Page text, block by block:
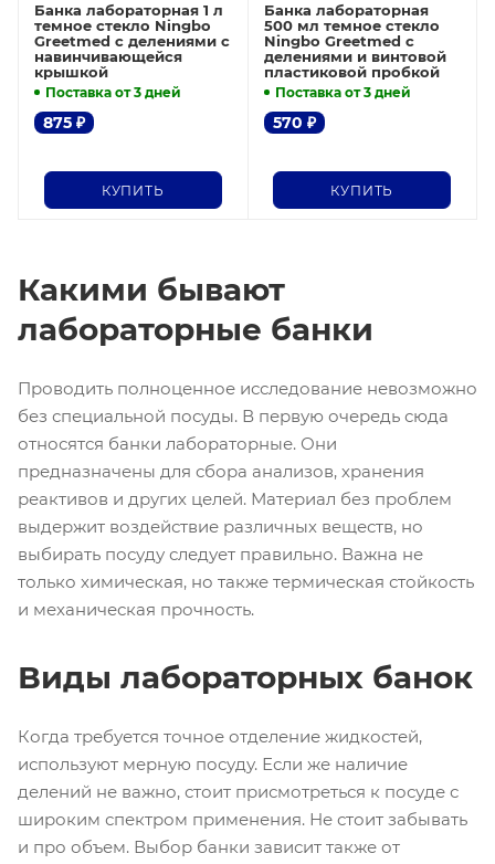
Банка лабораторная 1 л
темное стекло Ningbo
Greetmed с делениями с
навинчивающейся
крышкой
Поставка от 3 дней
875 ₽
КУПИТЬ
Банка лабораторная
500 мл темное стекло
Ningbo Greetmed с
делениями и винтовой
пластиковой пробкой
Поставка от 3 дней
570 ₽
КУПИТЬ
Какими бывают
лабораторные банки
Проводить полноценное исследование невозможно
без специальной посуды. В первую очередь сюда
относятся банки лабораторные. Они
предназначены для сбора анализов, хранения
реактивов и других целей. Материал без проблем
выдержит воздействие различных веществ, но
выбирать посуду следует правильно. Важна не
только химическая, но также термическая стойкость
и механическая прочность.
Виды лабораторных банок
Когда требуется точное отделение жидкостей,
используют мерную посуду. Если же наличие
делений не важно, стоит присмотреться к посуде с
широким спектром применения. Не стоит забывать
и про объем. Выбор банки зависит также от